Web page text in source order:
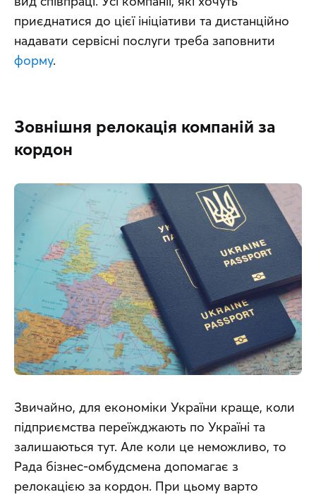
приєднатися до цієї ініціативи та дистанційно
форму.
Зовнішня релокація компаній за
кордон
Звичайно, для економіки України краще, коли
підприємства переїжджають по Україні та
залишаються тут. Але коли це неможливо, то
Рада бізнес-омбудсмена допомагає з
релокацією за кордон. При цьому варто